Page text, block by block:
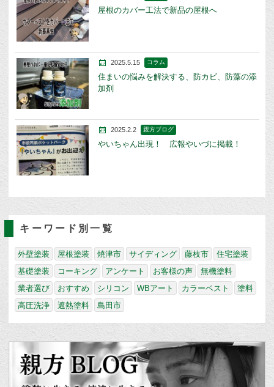
屋根のカバー工法で新品の屋根へ
2025.5.15 コラム
住まいの悩みを解決する、防カビ、防藻の添
加剤
2025.2.2 親方ブログ
やいちゃん出現！ 広報やいづに掲載！
キーワード別一覧
外壁塗装 屋根塗装 焼津市 サイディング 藤枝市
住宅塗装
基礎塗装
コーキング アンケート お客様の声
無機塗料
業者選び
おすすめ シリコン WBアート カラーベスト
塗料
高圧洗浄
遮熱塗料 島田市